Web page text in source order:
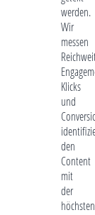
werden.
Wir
messen
Klicks
und
den
Content
mit
der
höchsten